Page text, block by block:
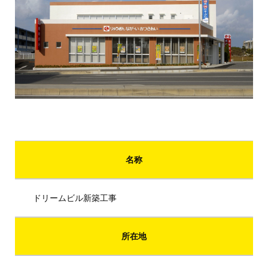
名称
ドリームビル新築工事
所在地